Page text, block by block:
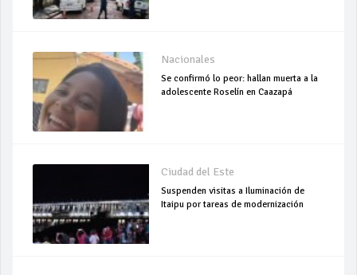
Nacionales
Se confirmó lo peor: hallan muerta a la
adolescente Roselín en Caazapá
Ciudad del Este
Suspenden visitas a Iluminación de
Itaipu por tareas de modernización